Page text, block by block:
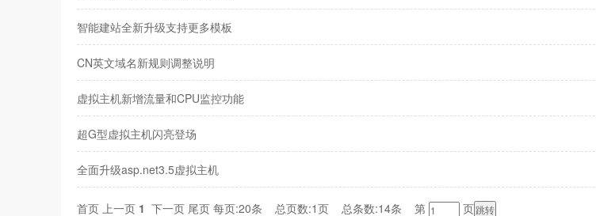
智能建站全新升级支持更多模板
CN英文域名新规则调整说明
虚拟主机新增流量和CPU监控功能
超G型虚拟主机闪亮登场
全面升级asp.net3.5虚拟主机
首页 上一页 1 下一页 尾页 每页:20条 总页数:1页 总条数:14条 第 页